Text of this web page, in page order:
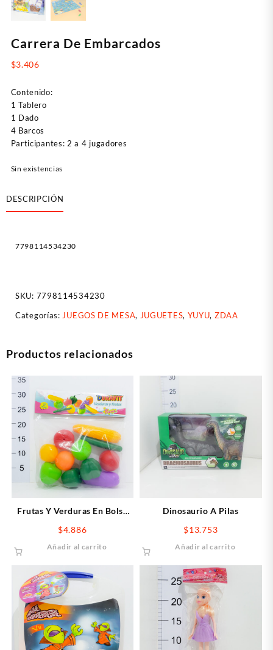
Carrera De Embarcados
$3.406
Contenido:
1 Tablero
1 Dado
4 Barcos
Participantes: 2 a 4 jugadores
Sin existencias
DESCRIPCIÓN
7798114534230
SKU: 7798114534230
Categorías: JUEGOS DE MESA, JUGUETES, YUYU, ZDAA
Productos relacionados
Frutas Y Verduras En Bolsa
$4.886
Añadir al carrito
Dinosaurio A Pilas
$13.753
Añadir al carrito